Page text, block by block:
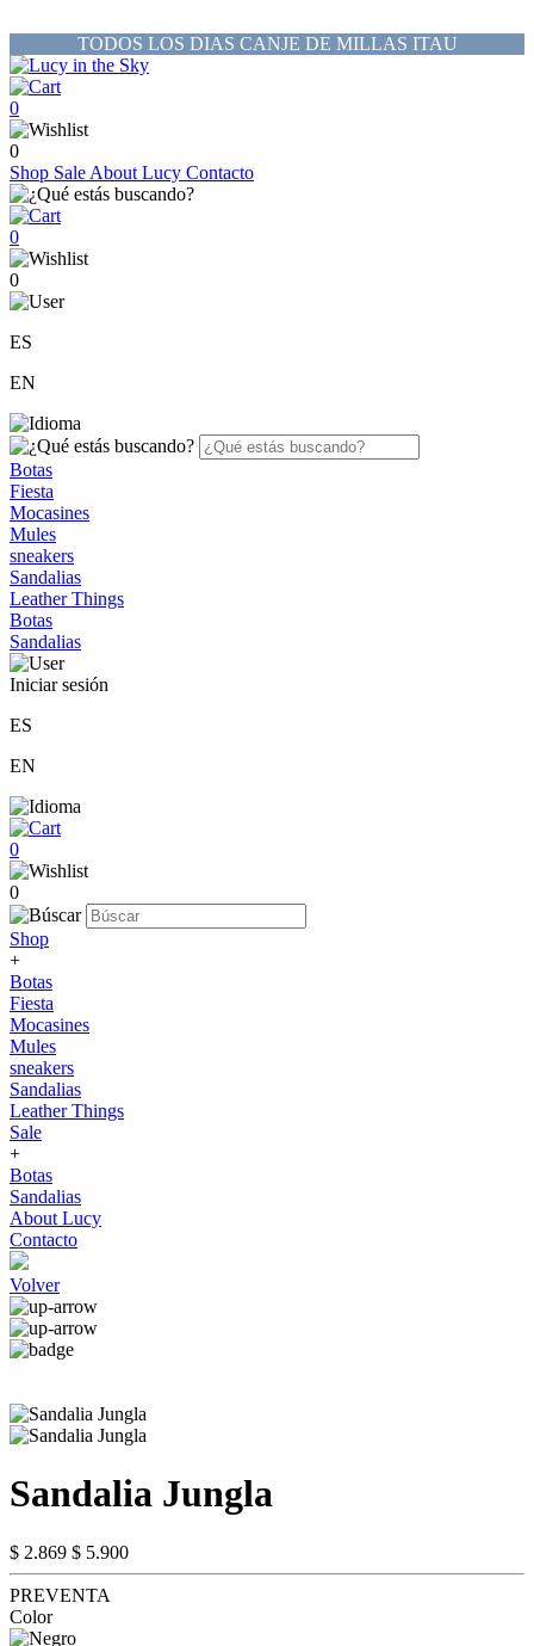
TODOS LOS DIAS CANJE DE MILLAS ITAU
0
0
Shop Sale About Lucy Contacto
0
0
ES
EN
Botas
Fiesta
Mocasines
Mules
sneakers
Sandalias
Leather Things
Botas
Sandalias
Iniciar sesión
ES
EN
0
0
Shop
+
Botas
Fiesta
Mocasines
Mules
sneakers
Sandalias
Leather Things
Sale
+
Botas
Sandalias
About Lucy
Contacto
Volver
Sandalia Jungla
$ 2.869 $ 5.900
PREVENTA
Color